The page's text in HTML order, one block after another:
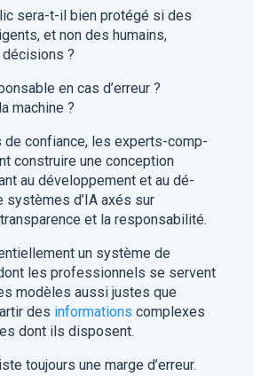
sera-t-il bien protégé si des
et non des humains,
?
en cas d’erreur ?
machine ?
de confiance, les experts-comp-
construire une conception
au développement et au dé-
systèmes d’IA axés sur
et la responsabilité.
un système de
les professionnels se servent
modèles aussi justes que
des informations complexes
dont ils disposent.
toujours une marge d’erreur.